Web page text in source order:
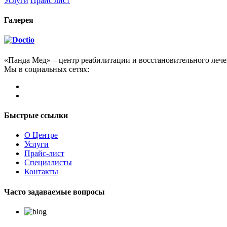
Галерея
«Панда Мед» – центр реабилитации и восстановительного
Мы в социальных сетях:
Быстрые ссылки
О Центре
Услуги
Прайс-лист
Специалисты
Контакты
Часто задаваемые вопросы